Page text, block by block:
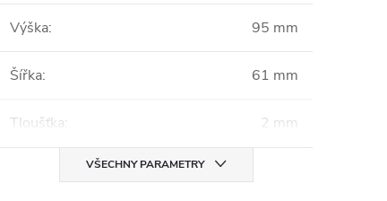
Výška: 95 mm
Šířka: 61 mm
Tloušťka: 2 mm
VŠECHNY PARAMETRY